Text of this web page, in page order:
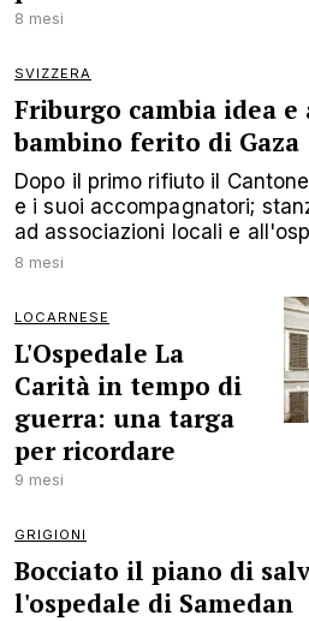
8 mesi
SVIZZERA
Friburgo cambia idea
bambino ferito di Gaza
Dopo il primo rifiuto il
e i suoi accompagnatori;
ad associazioni locali e
8 mesi
LOCARNESE
L'Ospedale La
Carità in tempo di
guerra: una targa
per ricordare
9 mesi
GRIGIONI
Bocciato il piano di
l'ospedale di Samedan